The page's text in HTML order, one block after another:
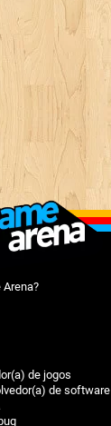
Arena?
de jogos
de software